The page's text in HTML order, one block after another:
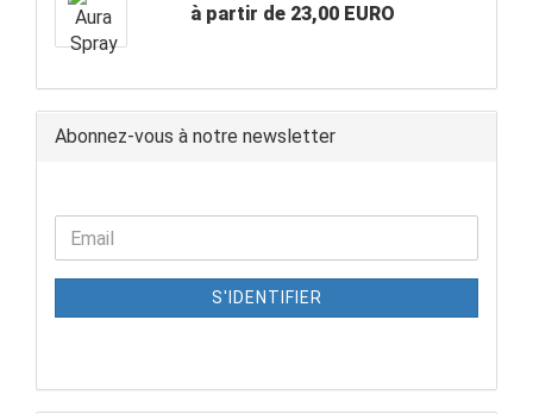
à partir de 23,00 EURO
Abonnez-vous à notre newsletter
S'IDENTIFIER